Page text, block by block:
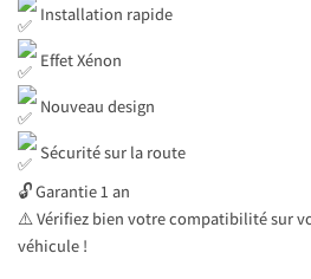
Installation rapide
Effet Xénon
Nouveau design
Sécurité sur la route
🔓 Garantie 1 an
⚠️ Vérifiez bien votre compatibilité sur
véhicule !